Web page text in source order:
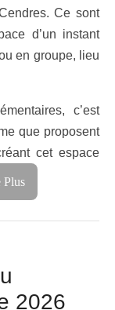
Ce sont
d’un instant
en groupe, lieu
c’est
que proposent
cet espace
Plus
2026